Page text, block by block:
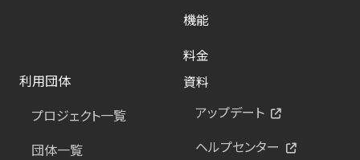
機能
料金
利用団体
プロジェクト一覧
団体一覧
資料
アップデート
ヘルプセンター